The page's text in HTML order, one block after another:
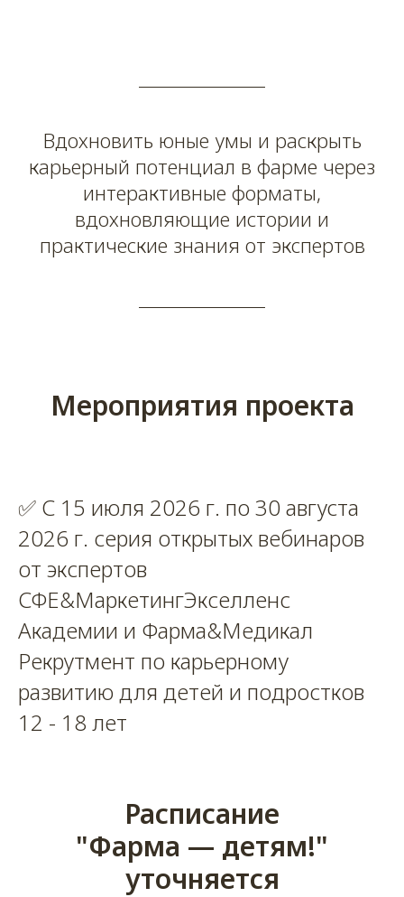
Вдохновить юные умы и раскрыть
карьерный потенциал в фарме через
интерактивные форматы,
вдохновляющие истории и
практические знания от экспертов
Мероприятия проекта
✅ С 15 июля 2026 г. по 30 августа
2026 г. серия открытых вебинаров
от экспертов
СФЕ&МаркетингЭкселленс
Академии и Фарма&Медикал
Рекрутмент по карьерному
развитию для детей и подростков
12 - 18 лет
Расписание
"Фарма — детям!"
уточняется